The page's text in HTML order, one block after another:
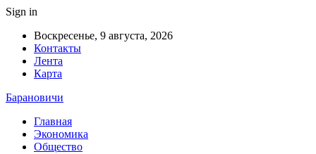
Sign in
Воскресенье, 9 августа, 2026
Контакты
Лента
Карта
Барановичи
Главная
Экономика
Общество